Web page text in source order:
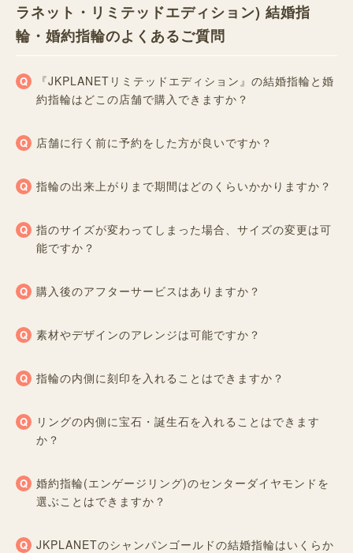
ラネット・リミテッドエディション) 結婚指
輪・婚約指輪のよくあるご質問
『JKPLANETリミテッドエディション』の結婚指輪と婚
約指輪はどこの店舗で購入できますか？
店舗に行く前に予約をした方が良いですか？
指輪の出来上がりまで期間はどのくらいかかりますか？
指のサイズが変わってしまった場合、サイズの変更は可
能ですか？
購入後のアフターサービスはありますか？
素材やデザインのアレンジは可能ですか？
指輪の内側に刻印を入れることはできますか？
リングの内側に宝石・誕生石を入れることはできます
か？
婚約指輪(エンゲージリング)のセンターダイヤモンドを
選ぶことはできますか？
JKPLANETのシャンパンゴールドの結婚指輪はいくらか